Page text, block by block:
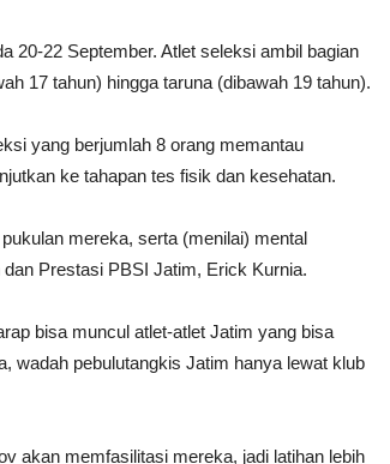
20-22 September. Atlet seleksi ambil bagian
17 tahun) hingga taruna (dibawah 19 tahun).
yang berjumlah 8 orang memantau
ke tahapan tes fisik dan kesehatan.
mereka, serta (menilai) mental
Prestasi PBSI Jatim, Erick Kurnia.
bisa muncul atlet-atlet Jatim yang bisa
wadah pebulutangkis Jatim hanya lewat klub
akan memfasilitasi mereka, jadi latihan lebih